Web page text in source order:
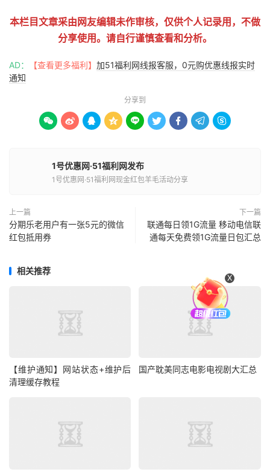
本栏目文章采由网友编辑未作审核，仅供个人记录用，不做
分享使用。请自行谨慎查看和分析。
AD： 【查看更多福利】 加51福利网线报客服，0元购优惠线报实时
通知
分享到
        
1号优惠网·51福利网发布
1号优惠网·51福利网现金红包羊毛活动分享
上一篇
分期乐老用户有一张5元的微信
红包抵用券
下一篇
联通每日领1G流量 移动电信联
通每天免费领1G流量日包汇总
相关推荐
【维护通知】网站状态+维护后
清理缓存教程
国产耽美同志电影电视剧大汇总
X